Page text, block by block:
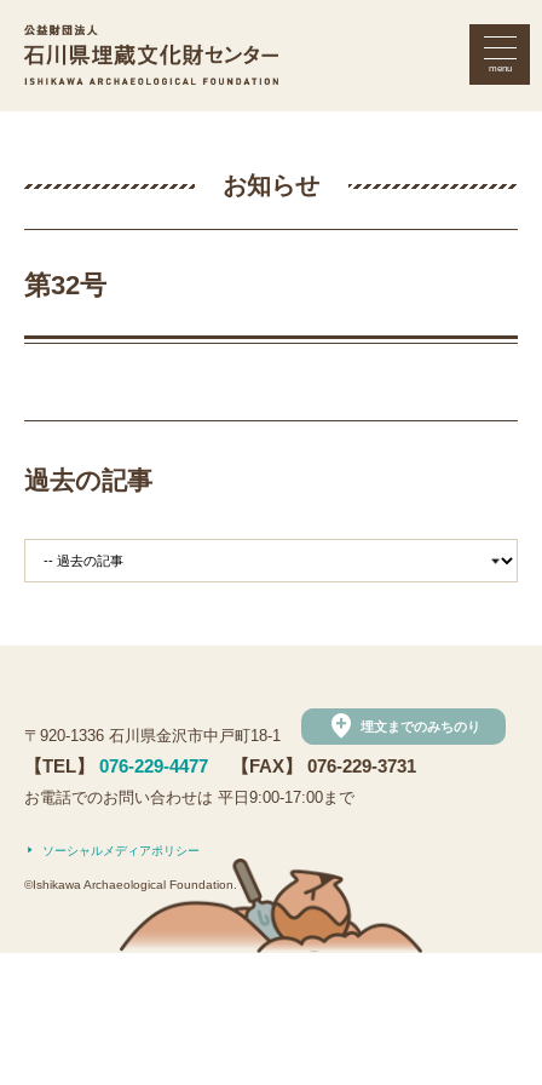
menu
お知らせ
第32号
過去の記事
〒920-1336 石川県金沢市中戸町18-1 add_location 埋文までのみちのり
【TEL】 076-229-4477 【FAX】 076-229-3731
お電話でのお問い合わせは 平日9:00-17:00まで
ソーシャルメディアポリシー
©Ishikawa Archaeological Foundation.